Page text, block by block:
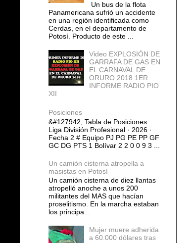
Un bus de la flota
Panamericana sufrió un accidente
en una región identificada como
Cerdas, en el departamento de
Potosí. Producto de este ...
Video EXPLOSIÓN DE
GARRAFA DE GAS EN
EL CARNAVAL DE
ORURO 2018 1ER
INFORME RADIO PIO
XII
Posiciones
&#127942; Tabla de Posiciones
Liga División Profesional · 2026 ·
Fecha 2 # Equipo PJ PG PE PP GF
GC DG PTS 1 Bolívar 2 2 0 0 9 3 ...
Un camión cisterna atropella a
masistas en Potosí
Un camión cisterna de diez llantas
atropelló anoche a unos 200
militantes del MAS que hacían
proselitismo. En la marcha estaban
los principa...
Mujer muere adherida
a 60.000 dólares tras